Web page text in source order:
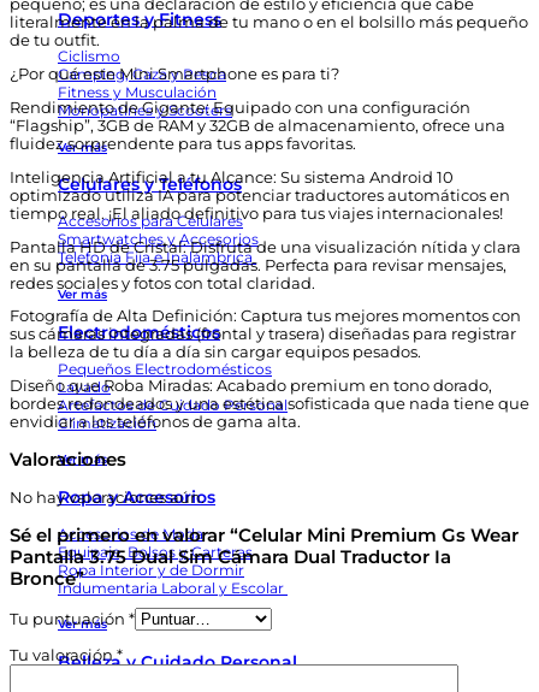
Deportes y Fitness
Ciclismo
Camping, Caza y Pesca
Fitness y Musculación
Monopatines y Scooters
Ver más
Celulares y Teléfonos
Accesorios para Celulares
Smartwatches y Accesorios
Telefonía Fija e Inalámbrica
Ver más
Electrodomésticos
Pequeños Electrodomésticos
Lavado
Artefactos de Cuidado Personal
Climatización
Ver más
Ropa y Accesorios
Accesorios de Moda
Equipaje, Bolsos y Carteras
Ropa Interior y de Dormir
Indumentaria Laboral y Escolar
Ver más
Belleza y Cuidado Personal
pequeño; es una declaración de estilo y eficiencia que cabe
literalmente en la palma de tu mano o en el bolsillo más pequeño
de tu outfit.
¿Por qué este Mini Smartphone es para ti?
Rendimiento de Gigante: Equipado con una configuración
“Flagship”, 3GB de RAM y 32GB de almacenamiento, ofrece una
fluidez sorprendente para tus apps favoritas.
Inteligencia Artificial a tu Alcance: Su sistema Android 10
optimizado utiliza IA para potenciar traductores automáticos en
tiempo real. ¡El aliado definitivo para tus viajes internacionales!
Pantalla HD de Cristal: Disfruta de una visualización nítida y clara
en su pantalla de 3.75 pulgadas. Perfecta para revisar mensajes,
redes sociales y fotos con total claridad.
Fotografía de Alta Definición: Captura tus mejores momentos con
sus cámaras integradas (frontal y trasera) diseñadas para registrar
la belleza de tu día a día sin cargar equipos pesados.
Diseño que Roba Miradas: Acabado premium en tono dorado,
bordes redondeados y una estética sofisticada que nada tiene que
envidiar a los teléfonos de gama alta.
Valoraciones
No hay valoraciones aún.
Sé el primero en valorar “Celular Mini Premium Gs Wear
Pantalla 3.75 Dual Sim Cámara Dual Traductor Ia
Bronce”
Tu puntuación *
Tu valoración*